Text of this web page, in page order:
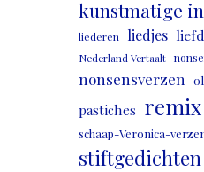
kunstmatige
liederen liedjes
Nederland Vertaalt
nonsensverzen
pastiches remix
schaap-Veronica-
stiftgedichten